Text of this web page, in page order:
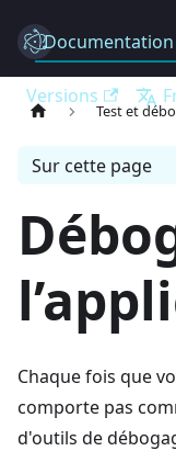
Electron
Documentation
Versions
Test et
Sur cette page
Chaque fois que
comporte pas
d'outils de